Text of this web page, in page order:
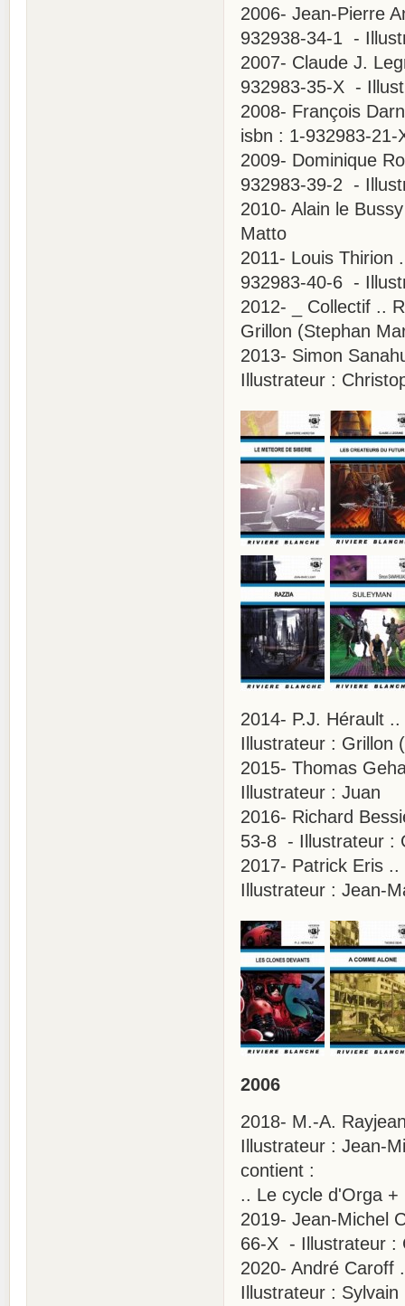
2006- Jean-Pierre
932938-34-1 -
2007- Claude J.
932983-35-X -
2008- François
isbn : 1-932983-
2009- Dominique
932983-39-2 -
2010- Alain le
Matto
2011- Louis Thirion
932983-40-6 -
2012- _ Collectif ..
Grillon (Stephan
2013- Simon
Illustrateur :
2014- P.J. Hérault
Illustrateur : Grillon
2015- Thomas
Illustrateur : Juan
2016- Richard
53-8 - Illustrateur :
2017- Patrick Eris
Illustrateur : Jean-
2006
2018- M.-A.
Illustrateur : Jean-
contient :
.. Le cycle d'Orga
2019- Jean-Michel
66-X - Illustrateur :
2020- André
Illustrateur : Sylvain